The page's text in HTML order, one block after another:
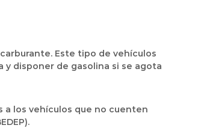
Este tipo de vehículos
y disponer de gasolina si se agota
a los vehículos que no cuenten